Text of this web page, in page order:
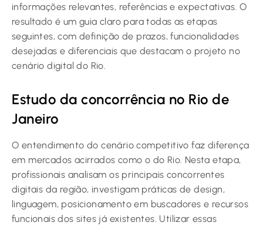
informações relevantes, referências e expectativas. O
resultado é um guia claro para todas as etapas
seguintes, com definição de prazos, funcionalidades
desejadas e diferenciais que destacam o projeto no
cenário digital do Rio.
Estudo da concorrência no Rio de
Janeiro
O entendimento do cenário competitivo faz diferença
em mercados acirrados como o do Rio. Nesta etapa,
profissionais analisam os principais concorrentes
digitais da região, investigam práticas de design,
linguagem, posicionamento em buscadores e recursos
funcionais dos sites já existentes. Utilizar essas